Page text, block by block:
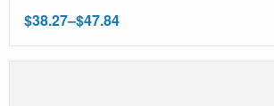
$38.27–$47.84